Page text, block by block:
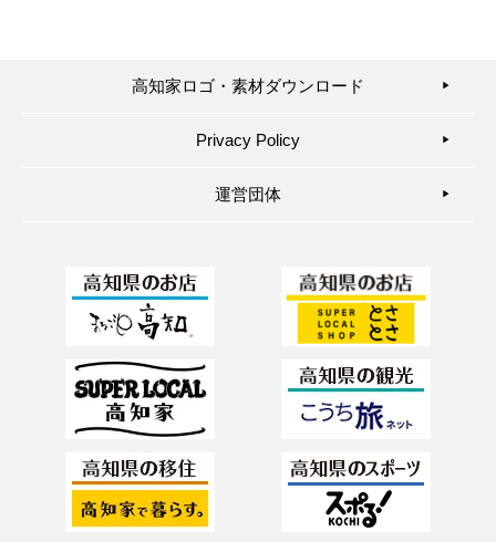
高知家ロゴ・素材ダウンロード ▶︎
Privacy Policy ▶︎
運営団体 ▶︎